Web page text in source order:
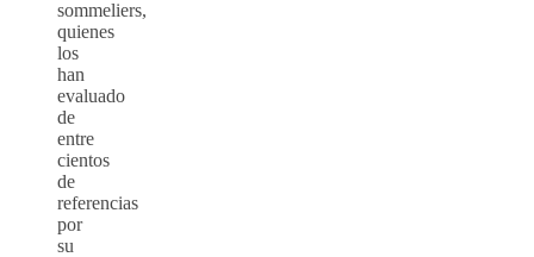
sommeliers,
quienes
los
han
evaluado
de
entre
cientos
de
referencias
por
su